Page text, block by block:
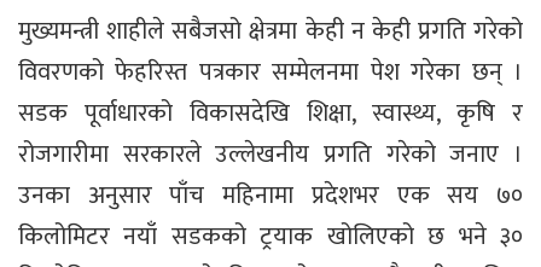
मुख्यमन्त्री शाहीले सबैजसो क्षेत्रमा केही न केही प्रगति गरेको
विवरणको फेहरिस्त पत्रकार सम्मेलनमा पेश गरेका छन् ।
सडक पूर्वाधारको विकासदेखि शिक्षा, स्वास्थ्य, कृषि र
रोजगारीमा सरकारले उल्लेखनीय प्रगति गरेको जनाए ।
उनका अनुसार पाँच महिनामा प्रदेशभर एक सय ७०
किलोमिटर नयाँ सडकको ट्रयाक खोलिएको छ भने ३०